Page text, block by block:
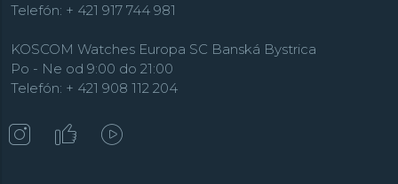
Telefón: + 421 917 744 981
KOSCOM Watches Europa SC Banská Bystrica
Po - Ne od 9:00 do 21:00
Telefón: + 421 908 112 204